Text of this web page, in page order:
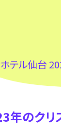
ホテル仙台
年のク